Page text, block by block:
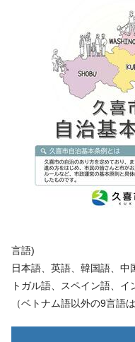
言語)
日本語、英語、韓国語、
トガル語、スペイン語、
（ベトナム語以外の9言語